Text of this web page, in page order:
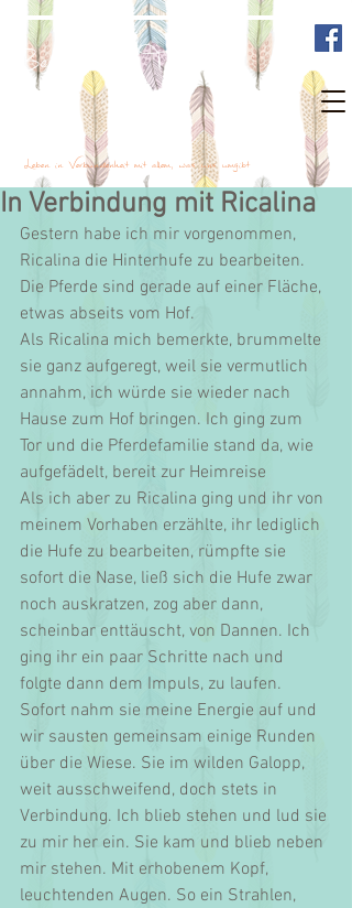
Bewusst mit Tieren sein
Leben in Verbundenheit mit allem, was uns umgibt
In Verbindung mit Ricalina
Gestern habe ich mir vorgenommen,
Ricalina die Hinterhufe zu bearbeiten.
Die Pferde sind gerade auf einer Fläche,
etwas abseits vom Hof.
Als Ricalina mich bemerkte, brummelte
sie ganz aufgeregt, weil sie vermutlich
annahm, ich würde sie wieder nach
Hause zum Hof bringen. Ich ging zum
Tor und die Pferdefamilie stand da, wie
aufgefädelt, bereit zur Heimreise
Als ich aber zu Ricalina ging und ihr von
meinem Vorhaben erzählte, ihr lediglich
die Hufe zu bearbeiten, rümpfte sie
sofort die Nase, ließ sich die Hufe zwar
noch auskratzen, zog aber dann,
scheinbar enttäuscht, von Dannen. Ich
ging ihr ein paar Schritte nach und
folgte dann dem Impuls, zu laufen.
Sofort nahm sie meine Energie auf und
wir sausten gemeinsam einige Runden
über die Wiese. Sie im wilden Galopp,
weit ausschweifend, doch stets in
Verbindung. Ich blieb stehen und lud sie
zu mir her ein. Sie kam und blieb neben
mir stehen. Mit erhobenem Kopf,
leuchtenden Augen. So ein Strahlen,